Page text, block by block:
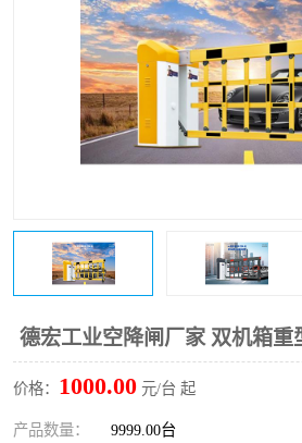
德宏工业空降闸厂家 双机箱重
价格： 1000.00 元/台 起
产品数量： 9999.00台
小门系列 伸